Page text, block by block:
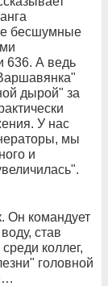
бесшумные
636. А ведь
дырой" за
У нас
мы
и
Он командует
став
коллег,
головной